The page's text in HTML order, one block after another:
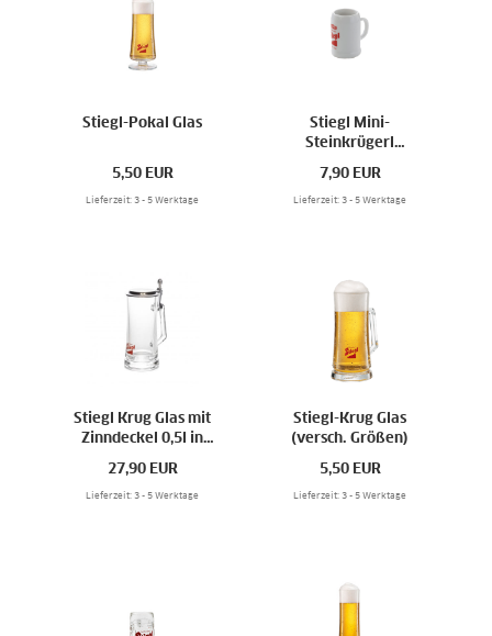
Stiegl-Pokal Glas
5,50 EUR
Lieferzeit: 3 - 5 Werktage
Stiegl Mini-
Steinkrügerl
7,90 EUR
Lieferzeit: 3 - 5 Werktage
Stiegl Krug Glas mit
Zinndeckel 0,5l in
27,90 EUR
Lieferzeit: 3 - 5 Werktage
Stiegl-Krug Glas
(versch. Größen)
5,50 EUR
Lieferzeit: 3 - 5 Werktage